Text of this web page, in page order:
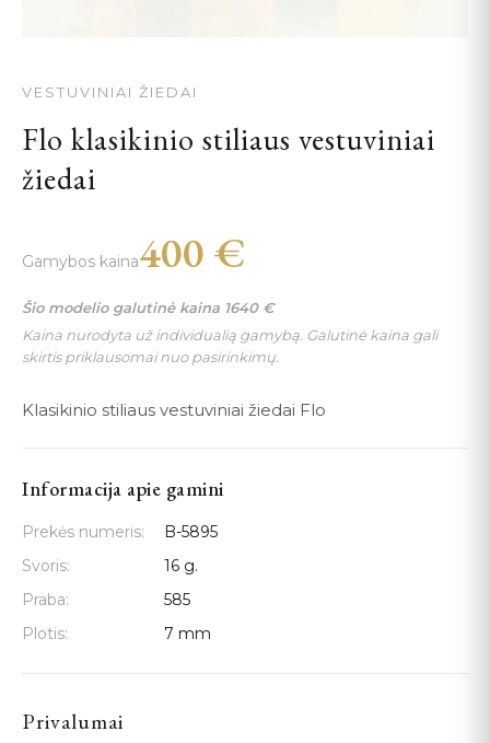
VESTUVINIAI ŽIEDAI
Flo klasikinio stiliaus vestuviniai
žiedai
Gamybos kaina400 €
Šio modelio galutinė kaina 1640 €
Kaina nurodyta už individualią gamybą. Galutinė kaina gali
skirtis priklausomai nuo pasirinkimų.
Klasikinio stiliaus vestuviniai žiedai Flo
Informacija apie gamini
Prekės numeris:
B-5895
Svoris:
16 g.
Praba:
585
Plotis:
7 mm
Privalumai